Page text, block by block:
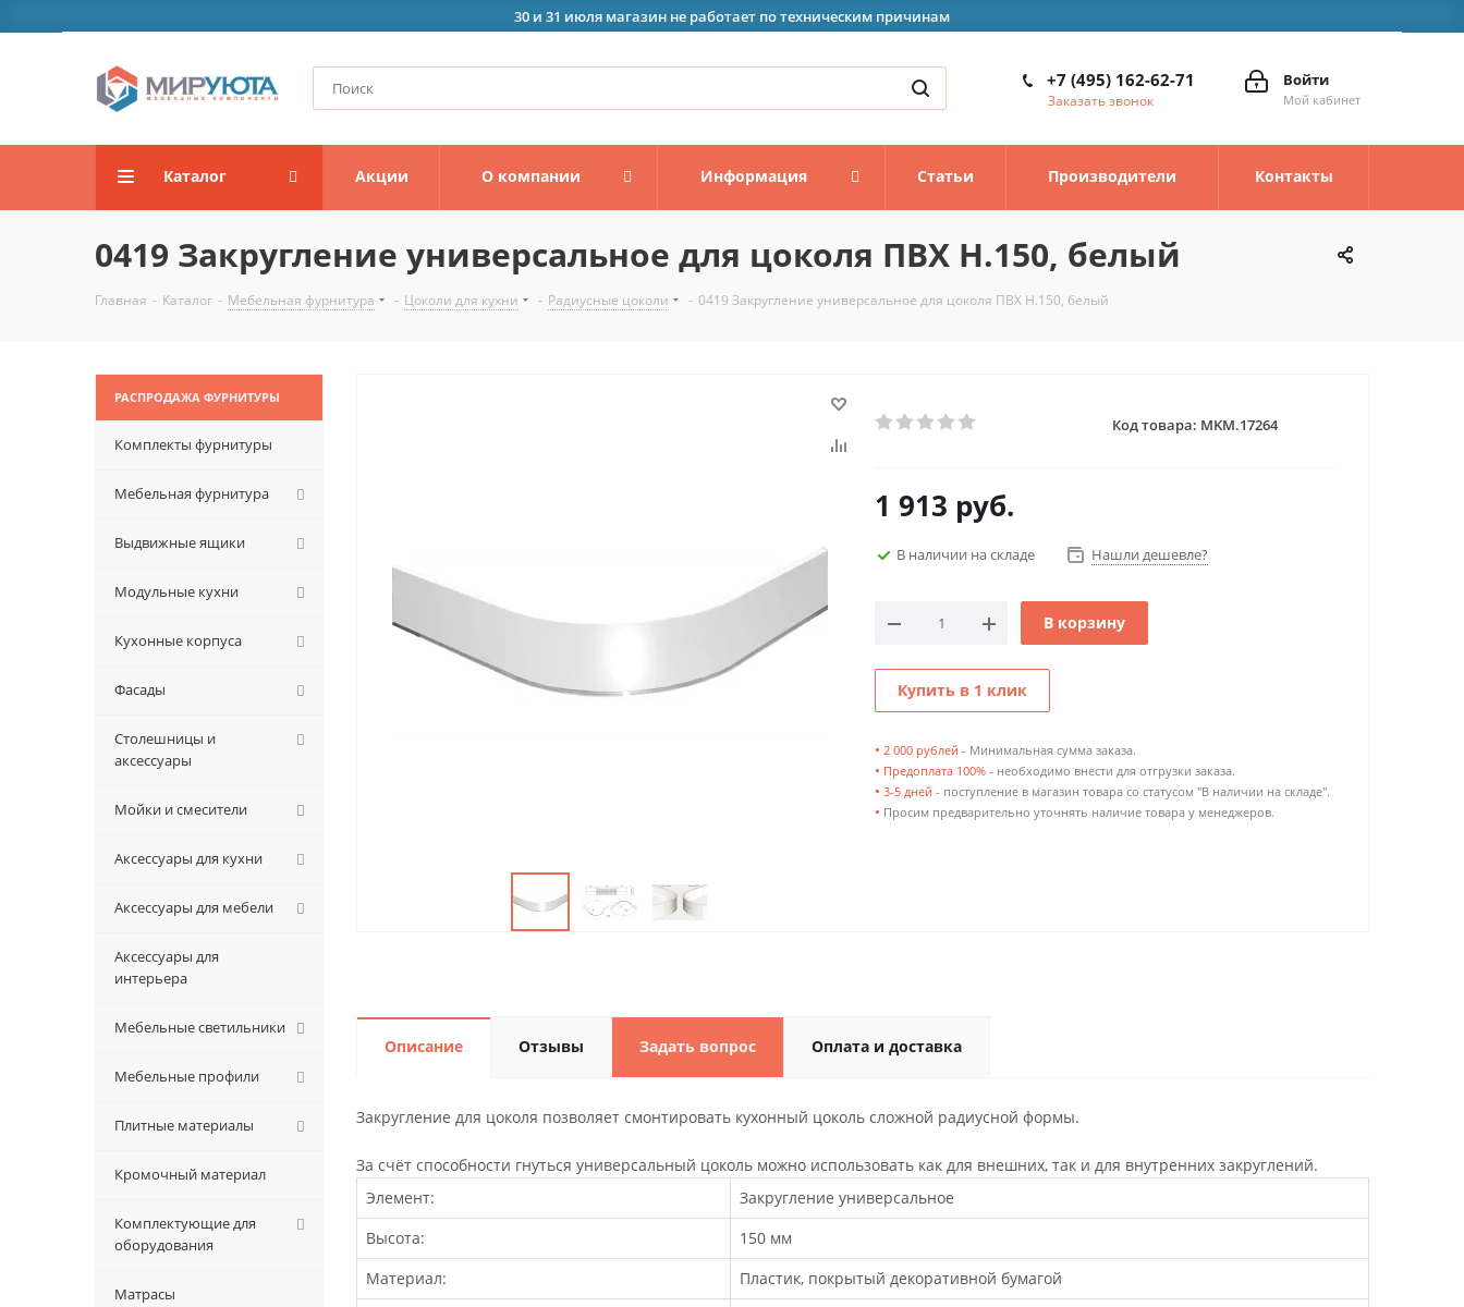
30 и 31 июля магазин не работает по техническим причинам
Войти
Мой кабинет
+7 (495) 162-62-71
Заказать звонок
Каталог Акции О компании Информация Статьи Производители Контакты
0419 Закругление универсальное для цоколя ПВХ Н.150, белый
Главная - Каталог - Мебельная фурнитура - Цоколи для кухни - Радиусные цоколи - 0419 Закругление универсальное для цоколя ПВХ Н.150, белый
Код товара: MKM.17264
1 913 руб.
В наличии на складе Нашли дешевле?
В корзину
Купить в 1 клик
• 2 000 рублей - Минимальная сумма заказа.
• Предоплата 100% - необходимо внести для отгрузки заказа.
• 3-5 дней - поступление в магазин товара со статусом "В наличии на складе".
• Просим предварительно уточнять наличие товара у менеджеров.
Описание Отзывы Задать вопрос Оплата и доставка
Закругление для цоколя позволяет смонтировать кухонный цоколь сложной радиусной формы.
За счёт способности гнуться универсальный цоколь можно использовать как для внешних, так и для внутренних закруглений.
Элемент:
Закругление универсальное
Высота:
150 мм
Материал:
Пластик, покрытый декоративной бумагой
РАСПРОДАЖА ФУРНИТУРЫ
Комплекты фурнитуры
Мебельная фурнитура
Выдвижные ящики
Модульные кухни
Кухонные корпуса
Фасады
Столешницы и
аксессуары
Мойки и смесители
Аксессуары для кухни
Аксессуары для мебели
Аксессуары для
интерьера
Мебельные светильники
Мебельные профили
Плитные материалы
Кромочный материал
Комплектующие для
оборудования
Матрасы